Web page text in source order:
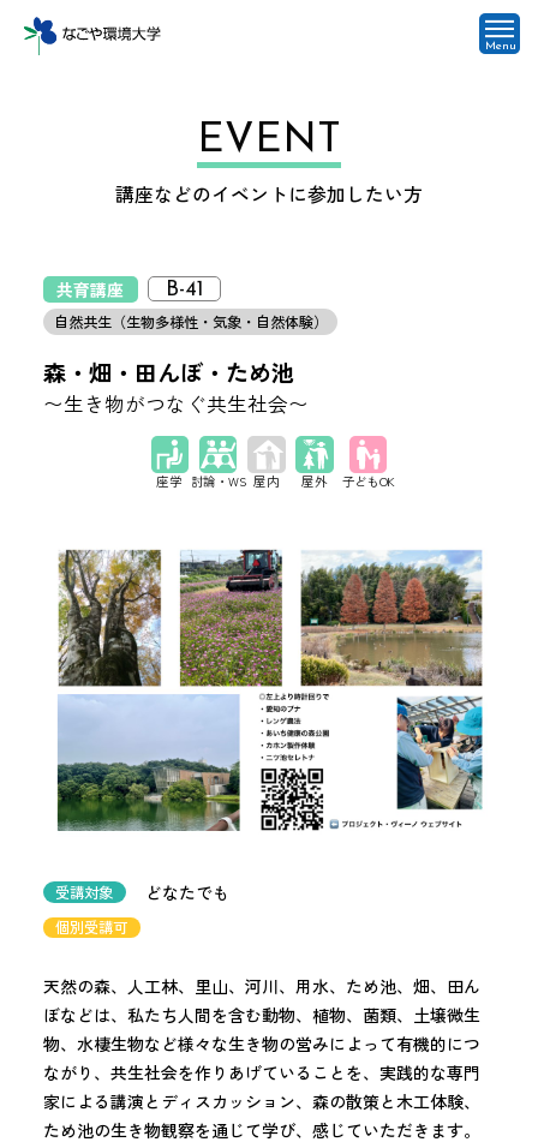
Menu
EVENT
講座などのイベントに参加したい方
森・畑・田んぼ・ため池
〜生き物がつなぐ共生社会〜
共育講座 B-41
自然共生（生物多様性・気象・自然体験）
座学 討論・WS 屋外 子どもOK
受講対象 どなたでも
個別受講可
天然の森、人工林、里山、河川、用水、ため池、畑、田ん
ぼなどは、私たち人間を含む動物、植物、菌類、土壌微生
物、水棲生物など様々な生き物の営みによって有機的につ
ながり、共生社会を作りあげていることを、実践的な専門
家による講演とディスカッション、森の散策と木工体験、
ため池の生き物観察を通じて学び、感じていただきます。